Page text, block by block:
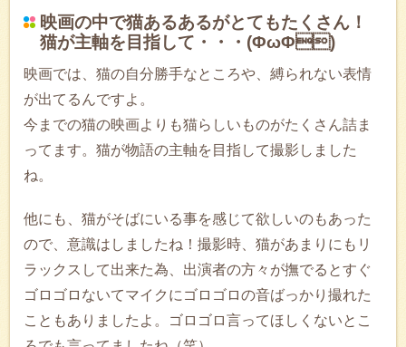
映画の中で猫あるあるがとてもたくさん！
猫が主軸を目指して・・・(ΦωΦ)
映画では、猫の自分勝手なところや、縛られない表情
が出てるんですよ。
今までの猫の映画よりも猫らしいものがたくさん詰ま
ってます。猫が物語の主軸を目指して撮影しました
ね。
他にも、猫がそばにいる事を感じて欲しいのもあった
ので、意識はしましたね！撮影時、猫があまりにもリ
ラックスして出来た為、出演者の方々が撫でるとすぐ
ゴロゴロないてマイクにゴロゴロの音ばっかり撮れた
こともありましたよ。ゴロゴロ言ってほしくないとこ